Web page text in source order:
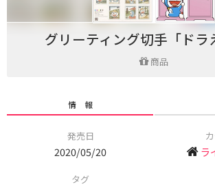
グリーティング切手「ドラ
商品
情 報
発売日
2020/05/20 ラ
タグ